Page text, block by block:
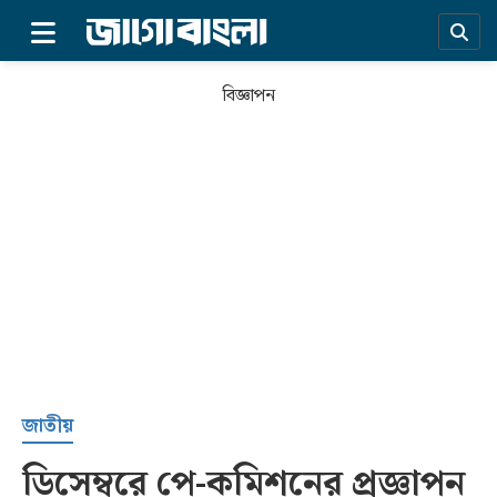
সর্বশেষ
বিজ্ঞাপন
জাতীয়
ডিসেম্বরে পে-কমিশনের প্রজ্ঞাপন